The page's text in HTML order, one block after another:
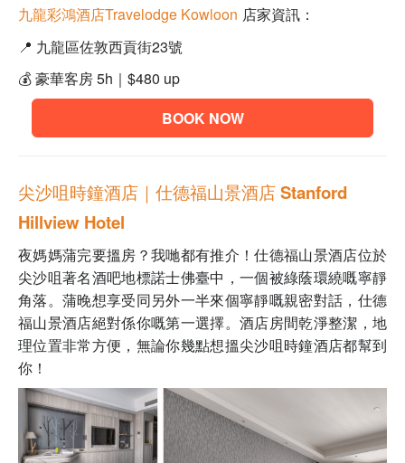
九龍彩鴻酒店Travelodge Kowloon 店家資訊：
📍 九龍區佐敦西貢街23號
💰豪華客房 5h｜ $480 up
BOOK NOW
尖沙咀時鐘酒店｜仕德福山景酒店 Stanford
Hillview Hotel
夜媽媽蒲完要搵房？我哋都有推介！仕德福山景酒店位於
尖沙咀著名酒吧地標諾士佛臺中 ，一個被綠蔭環繞嘅寧靜
角落。蒲晚想享受同另外一半來個寧靜嘅親密對話， 仕德
福山景酒店絕對係你嘅第一選擇。酒店房間乾淨整潔，地
理位置非常方便，無論你幾點想搵尖沙咀時鐘酒店都幫到
你！